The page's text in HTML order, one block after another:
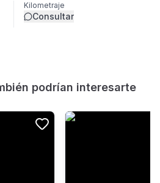
Kilometraje
Consultar
podrían interesarte